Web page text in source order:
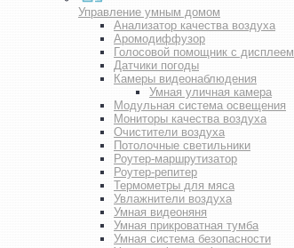
Управление умным домом
Анализатор качества воздуха
Аромодиффузор
Голосовой помощник с дисплеем
Датчики погоды
Камеры видеонаблюдения
Умная уличная камера
Модульная система освещения
Мониторы качества воздуха
Очистители воздуха
Потолочные светильники
Роутер-маршрутизатор
Роутер-репитер
Термометры для мяса
Увлажнители воздуха
Умная видеоняня
Умная прикроватная тумба
Умная система безопасности